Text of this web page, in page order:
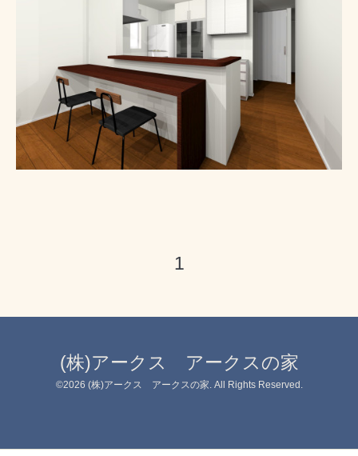
1
(株)アークス アークスの家
©2026 (株)アークス アークスの家. All Rights Reserved.